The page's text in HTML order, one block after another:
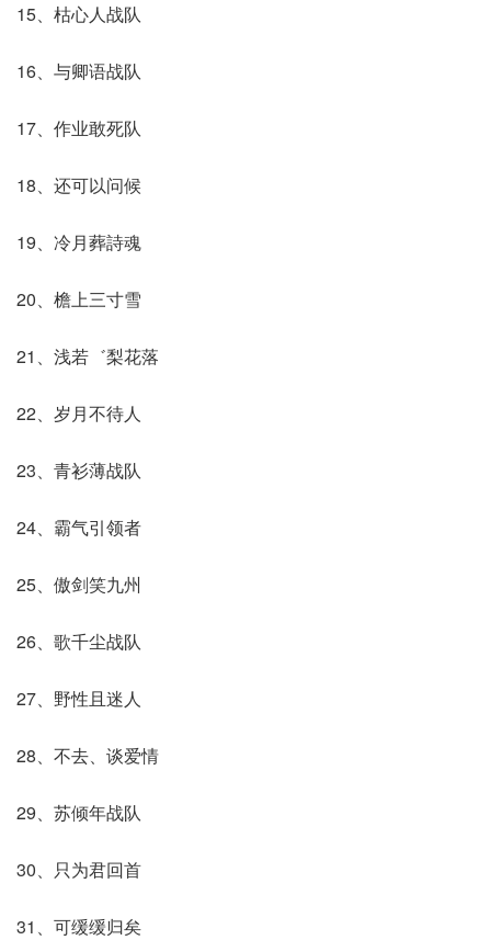
15、枯心人战队
16、与卿语战队
17、作业敢死队
18、还可以问候
19、冷月葬詩魂
20、檐上三寸雪
21、浅若゛梨花落
22、岁月不待人
23、青衫薄战队
24、霸气引领者
25、傲剑笑九州
26、歌千尘战队
27、野性且迷人
28、不去、谈爱情
29、苏倾年战队
30、只为君回首
31、可缓缓归矣